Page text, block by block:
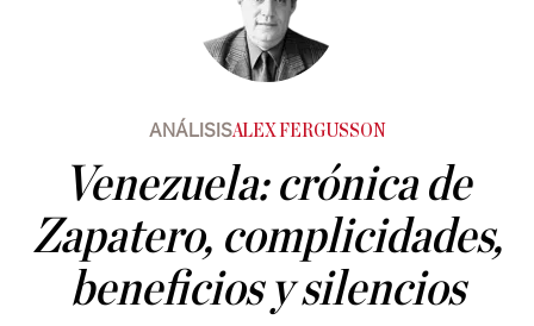
ANÁLISISALEX FERGUSSON
Venezuela: crónica de
Zapatero, complicidades,
beneficios y silencios